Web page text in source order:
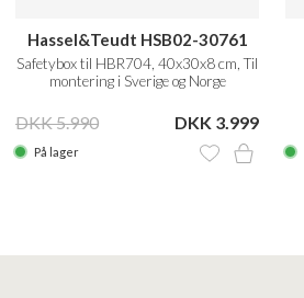
Hassel&Teudt HSB02-30761
Safetybox til HBR704, 40x30x8 cm, Til
montering i Sverige og Norge
DKK 5.990 DKK 3.999
På lager